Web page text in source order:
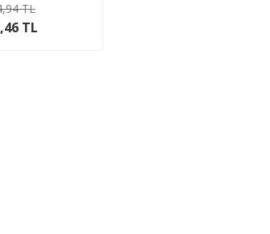
TL
TL